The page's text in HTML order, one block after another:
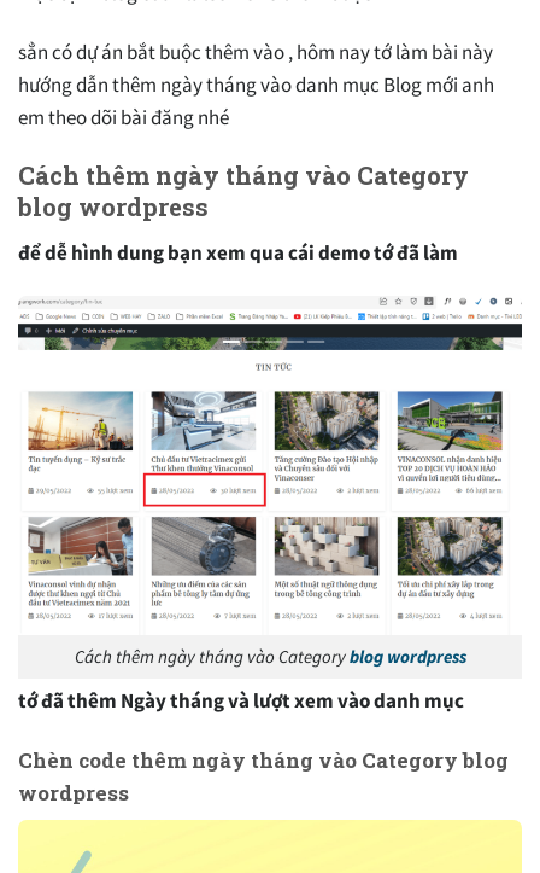
sẳn có dự án bắt buộc thêm vào , hôm nay tớ làm bài này
hướng dẫn thêm ngày tháng vào danh mục Blog mới anh
em theo dõi bài đăng nhé
Cách thêm ngày tháng vào Category
blog wordpress
để dễ hình dung bạn xem qua cái demo tớ đã làm
Cách thêm ngày tháng vào Categoryblog wordpress
tớ đã thêm Ngày tháng và lượt xem vào danh mục
Chèn code thêm ngày tháng vào Category blog
wordpress